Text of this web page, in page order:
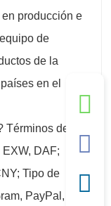
producción e
de
de la
en el
Términos de
DAF;
Tipo de
PayPal,